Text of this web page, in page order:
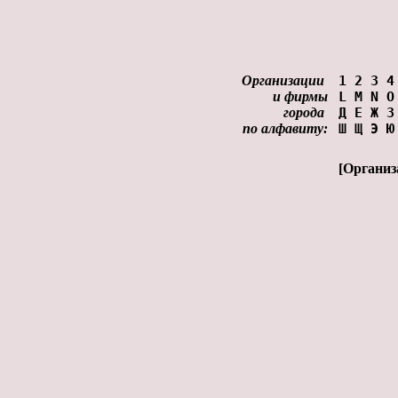
Организации
и фирмы
города
по алфавиту:
1 2 3 4
L M N O
Д Е Ж З
Ш Щ Э Ю
[